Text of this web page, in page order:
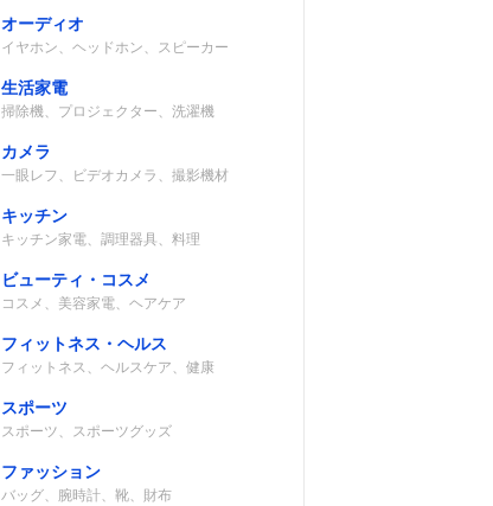
オーディオ
イヤホン、ヘッドホン、スピーカー
生活家電
掃除機、プロジェクター、洗濯機
カメラ
一眼レフ、ビデオカメラ、撮影機材
キッチン
キッチン家電、調理器具、料理
ビューティ・コスメ
コスメ、美容家電、ヘアケア
フィットネス・ヘルス
フィットネス、ヘルスケア、健康
スポーツ
スポーツ、スポーツグッズ
ファッション
バッグ、腕時計、靴、財布